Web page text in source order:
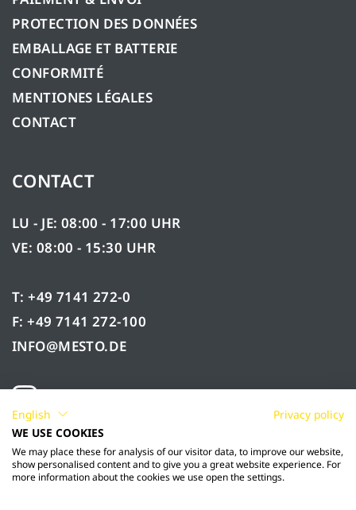
PROTECTION DES DONNÉES
EMBALLAGE ET BATTERIE
CONFORMITÉ
MENTIONES LÉGALES
CONTACT
CONTACT
LU - JE: 08:00 - 17:00 UHR
VE: 08:00 - 15:30 UHR
T: +49 7141 272-0
F: +49 7141 272-100
INFO@MESTO.DE
English
Privacy policy
WE USE COOKIES
We may place these for analysis of our visitor data, to improve our website,
show personalised content and to give you a great website experience. For
more information about the cookies we use open the settings.